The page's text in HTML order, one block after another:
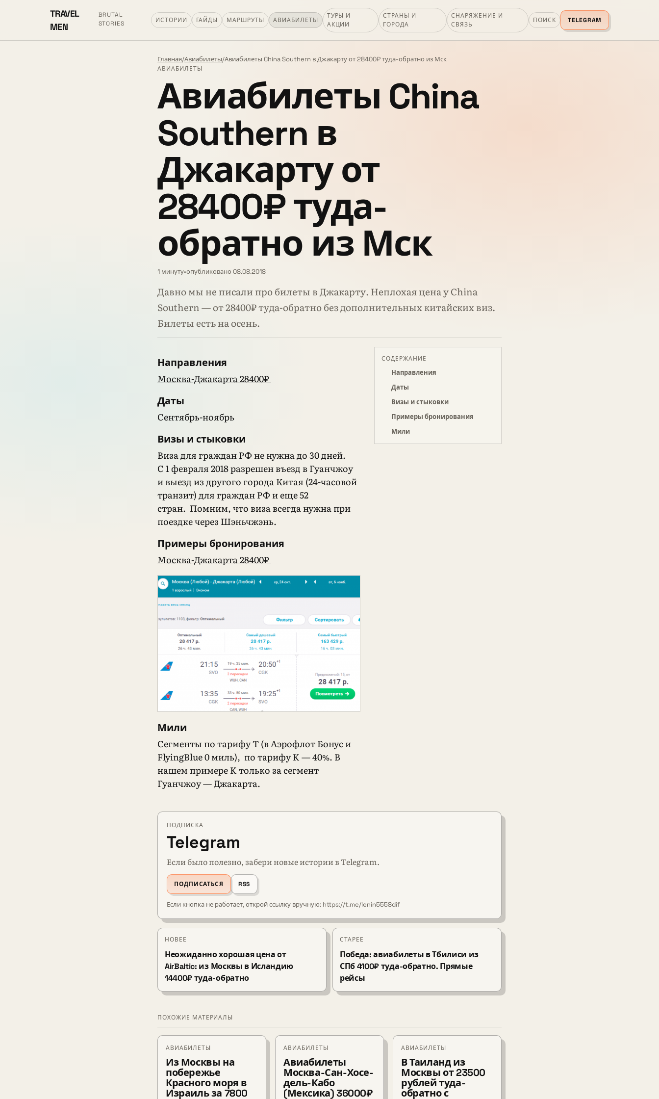
TRAVEL
MEN
BRUTAL
STORIES
ИСТОРИИ ГАЙДЫ МАРШРУТЫ АВИАБИЛЕТЫ
ТУРЫ И
АКЦИИ
СТРАНЫ И
ГОРОДА
СНАРЯЖЕНИЕ И
СВЯЗЬ
ПОИСК TELEGRAM
Главная/Авиабилеты/Авиабилеты China Southern в Джакарту от 28400₽ туда-обратно из Мск
АВИАБИЛЕТЫ
Авиабилеты China
Southern в
Джакарту от
28400₽ туда-
обратно из Мск
1 минуту•опубликовано 08.08.2018
Давно мы не писали про билеты в Джакарту. Неплохая цена у China
Southern — от 28400₽ туда-обратно без дополнительных китайских виз.
Билеты есть на осень.
Направления
Москва-Джакарта 28400₽
Даты
Сентябрь-ноябрь
Визы и стыковки
Виза для граждан РФ не нужна до 30 дней.
C 1 февраля 2018 разрешен въезд в Гуанчжоу
и выезд из другого города Китая (24-часовой
транзит) для граждан РФ и еще 52
стран. Помним, что виза всегда нужна при
поездке через Шэньчжэнь.
Примеры бронирования
Москва-Джакарта 28400₽
Мили
Сегменты по тарифу T (в Аэрофлот Бонус и
FlyingBlue 0 миль), по тарифу K — 40%. В
нашем примере K только за сегмент
Гуанчжоу — Джакарта.
СОДЕРЖАНИЕ
Направления
Даты
Визы и стыковки
Примеры бронирования
Мили
ПОДПИСКА
Telegram
Если было полезно, забери новые истории в Telegram.
ПОДПИСАТЬСЯ RSS
Если кнопка не работает, открой ссылку вручную: https://t.me/lenin5558dif
НОВЕЕ
Неожиданно хорошая цена от
AirBaltic: из Москвы в Исландию
14400₽ туда-обратно
СТАРЕЕ
Победа: авиабилеты в Тбилиси из
СПб 4100₽ туда-обратно. Прямые
рейсы
ПОХОЖИЕ МАТЕРИАЛЫ
АВИАБИЛЕТЫ
Из Москвы на
побережье
Красного моря в
Израиль за 7800
АВИАБИЛЕТЫ
Авиабилеты
Москва-Сан-Хосе-
дель-Кабо
(Мексика) 36000₽
АВИАБИЛЕТЫ
В Таиланд из
Москвы от 23500
рублей туда-
обратно с